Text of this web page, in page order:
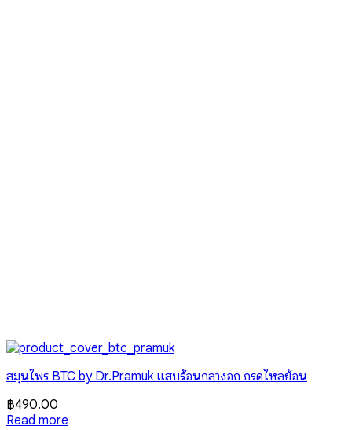
สมุนไพร BTC by Dr.Pramuk แสบร้อนกลางอก กรดไหลย้อน
฿490.00
Read more